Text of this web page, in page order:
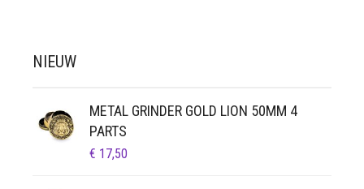
NIEUW
METAL GRINDER GOLD LION 50MM 4
PARTS
€ 17,50